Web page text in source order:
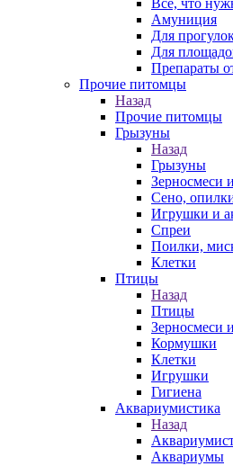
Все, что
Амуниция
Для
Для
Препараты
Прочие питомцы
Назад
Прочие питомцы
Грызуны
Назад
Грызуны
Зерносмеси
Сено,
Игрушки и
Спреи
Поилки,
Клетки
Птицы
Назад
Птицы
Зерносмеси
Кормушки
Клетки
Игрушки
Гигиена
Аквариумистика
Назад
Аквариумы